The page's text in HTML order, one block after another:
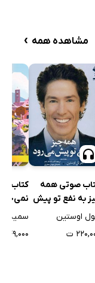
مشاهده همه ›
صوتی همه
به نفع تو پیش
اوستین
ت
کتاب
باشم
سمیه
۴۹,۰۰۰ ت